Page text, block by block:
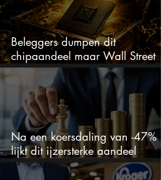
Beleggers dumpen dit
chipaandeel maar Wall Street
ziet een zeldzame koopkans
Na een koersdaling van -47%
lijkt dit ijzersterke aandeel
aantrekkelijker dan ooit